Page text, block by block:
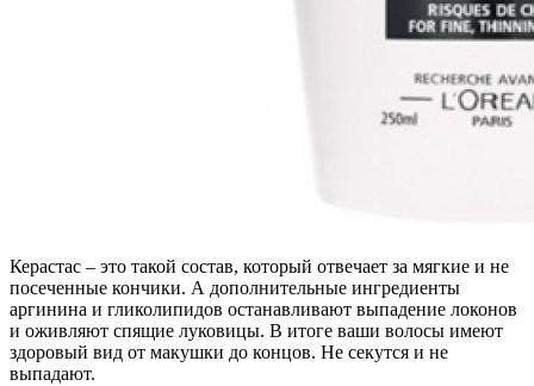
Керастас – это такой состав, который отвечает за мягкие и не
посеченные кончики. А дополнительные ингредиенты
аргинина и гликолипидов останавливают выпадение локонов
и оживляют спящие луковицы. В итоге ваши волосы имеют
здоровый вид от макушки до концов. Не секутся и не
выпадают.